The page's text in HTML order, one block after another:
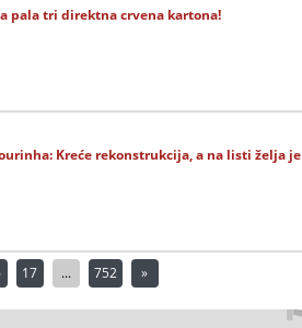
pala tri direktna crvena kartona!
Kreće rekonstrukcija, a na listi želja je
17 ... 752 »